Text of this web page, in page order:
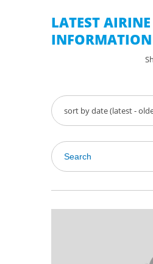
LATEST AIRINE
INFORMATION
sort by date (latest -